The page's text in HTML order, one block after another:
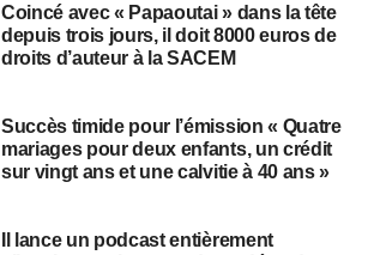
Coincé avec « Papaoutai » dans la tête
depuis trois jours, il doit 8000 euros de
droits d’auteur à la SACEM
Succès timide pour l’émission « Quatre
mariages pour deux enfants, un crédit
sur vingt ans et une calvitie à 40 ans »
Il lance un podcast entièrement